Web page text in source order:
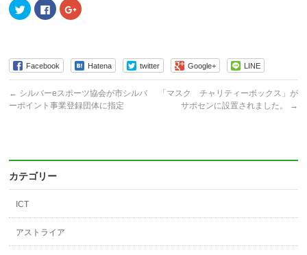
ク
リ
Twitter
で
共
有
(新
し
い
ウ
開
き
ま
す)
Facebook
で
に
は
ク
リ
ッ
ク
し
て
し
ウ
ィ
で
開
き
ま
ク
リ
Google+
で
共
有
(新
し
い
ウ
開
す)
Facebook Hatena twitter Google+ LINE
← シルバーeスポーツ協会が市シルバ
ーポイント事業登録団体に指定
「マスク チャリティーボックス」が
サポセンに設置されました。
→
カテゴリー
ICT
アストライア